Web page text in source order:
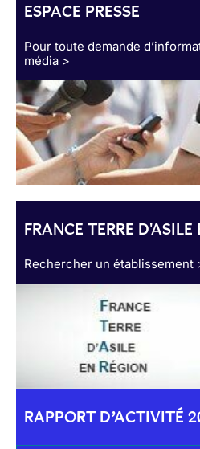
ESPACE PRESSE
Pour toute demande
média >
FRANCE TERRE D'ASILE
Rechercher un établissement
RAPPORT D’ACTIVITÉ